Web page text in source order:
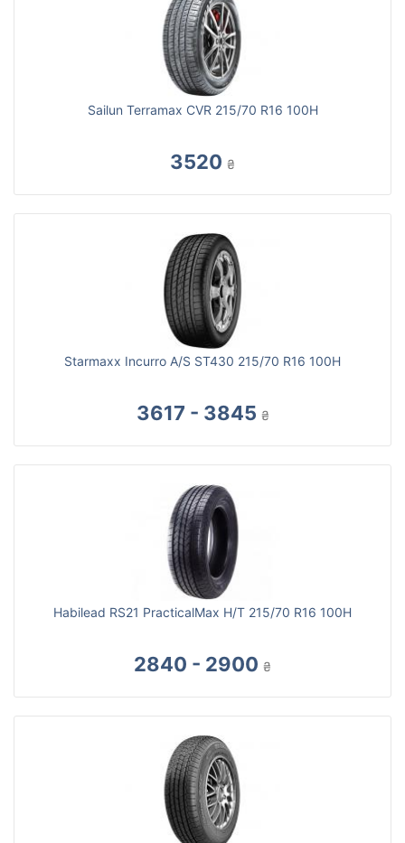
Sailun Terramax CVR 215/70 R16 100H
3520 ₴
Starmaxx Incurro A/S ST430 215/70 R16 100H
3617 - 3845 ₴
Habilead RS21 PracticalMax H/T 215/70 R16 100H
2840 - 2900 ₴